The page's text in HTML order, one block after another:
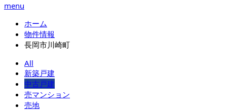
menu
ホーム
物件情報
長岡市川崎町
All
新築戸建
中古戸建
売マンション
売地